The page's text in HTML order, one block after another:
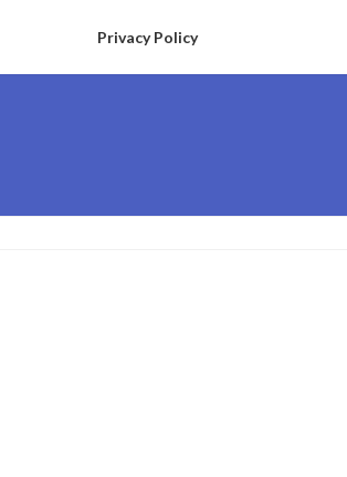
Privacy Policy